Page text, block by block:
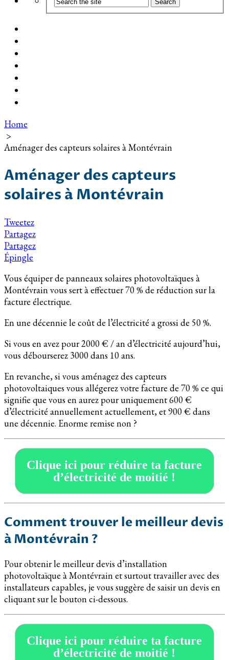
Home
>
Aménager des capteurs solaires à Montévrain
Aménager des capteurs
solaires à Montévrain
Tweetez
Partagez
Partagez
Épingle
Vous équiper de panneaux solaires photovoltaïques à
Montévrain vous sert à effectuer 70 % de réduction sur la
facture électrique.
En une décennie le coût de l’électricité a grossi de 50 %.
Si vous en avez pour 2000 € / an d’électricité aujourd’hui,
vous débourserez 3000 dans 10 ans.
En revanche, si vous aménagez des capteurs
photovoltaiques vous allégerez votre facture de 70 % ce qui
signifie que vous en aurez pour uniquement 600 €
d’électricité annuellement actuellement, et 900 € dans
une décennie. Enorme remise non ?
Clique ici pour réduire ta facture
d’électricité de moitié !
Comment trouver le meilleur devis
à Montévrain ?
Pour obtenir le meilleur devis d’installation
photovoltaïque à Montévrain et surtout travailler avec des
installateurs capables, je vous suggère de saisir un devis en
cliquant sur le bouton ci-dessous.
Clique ici pour réduire ta facture
d’électricité de moitié !